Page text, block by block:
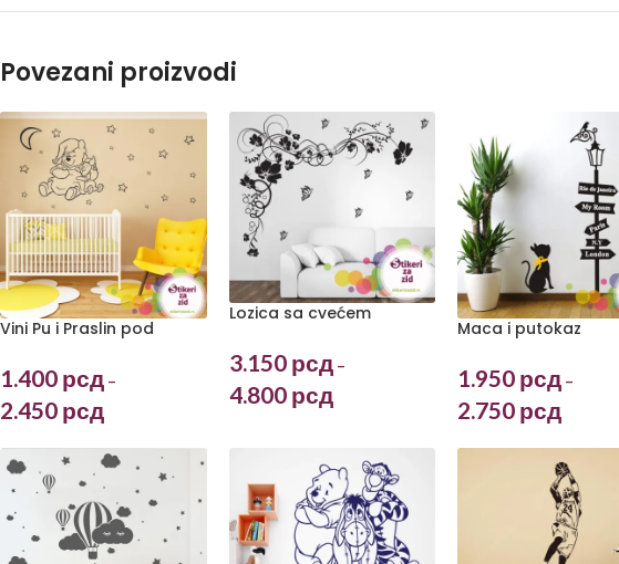
Povezani proizvodi
Vini Pu i Praslin pod
1.400 рсд –
2.450 рсд
Lozica sa cvećem
3.150 рсд –
4.800 рсд
Maca i putokaz
1.950 рсд –
2.750 рсд